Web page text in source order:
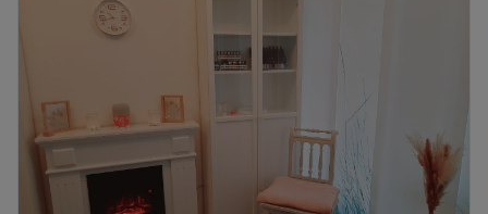
Mittwoch
Donnerstag
10:00
Sonntag
Geschlossen
Aufgepasst, ein echter Geheimtipp ist das Kosmetikstudio
Wonderbeauty in Hamburg, Niendorf. Nach einer